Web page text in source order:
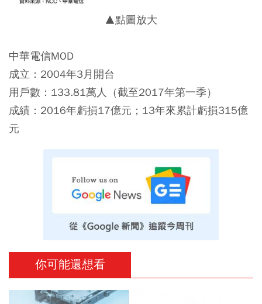
▲點圖放大
中華電信MOD
成立：2004年3月開台
用戶數：133.81萬人（截至2017年第一季）
成績：2016年虧損17億元；13年來累計虧損315億
元
你可能還想看